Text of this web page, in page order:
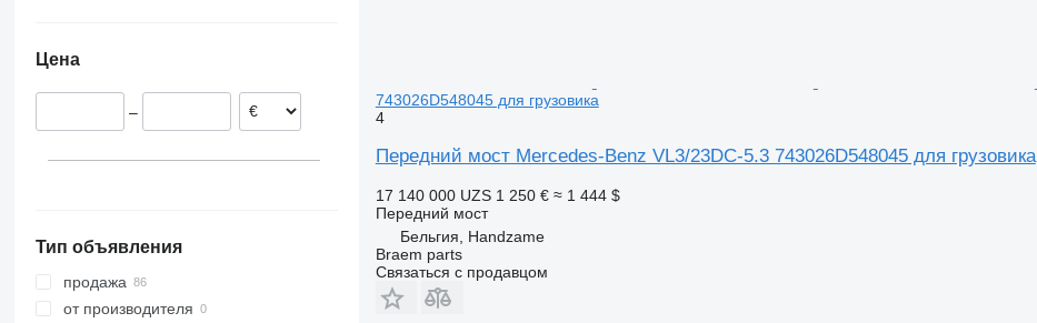
Испания
Португалия
Цена
–
Тип объявления
продажа
от производителя
743026D548045 для грузовика
4
Передний мост Mercedes-Benz VL3/23DC-5.3 743026D548045 для грузовика
17 140 000 UZS 1 250 € ≈ 1 444 $
Передний мост
Бельгия, Handzame
Braem parts
Связаться с продавцом